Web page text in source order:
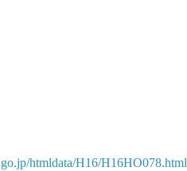
htmldata/H16/H16HO078.html